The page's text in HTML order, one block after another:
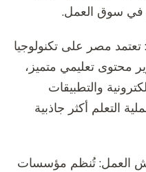
في سوق العمل.
تعتمد مصر على تكنولوجيا
محتوى تعليمي متميز،
والتطبيقات
التعلم أكثر جاذبية
العمل: تُنظم مؤسسات